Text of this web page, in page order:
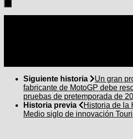
Siguiente historia
Un gran
fabricante de MotoGP debe
pruebas de pretemporada de
Historia previa
Historia de la
Medio siglo de innovación